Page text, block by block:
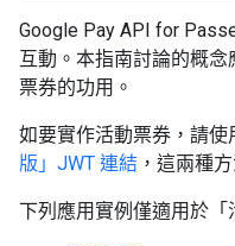
Google Pay API for
互動。本指南討論的概
票券的功用。
如要實作活動票券，請使
版」JWT 連結 ，這兩種
下列應用實例僅適用於「